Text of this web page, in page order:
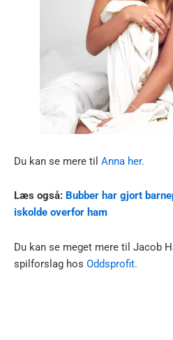
Du kan se mere til Anna her.
Læs også: Bubber har gjort
iskolde overfor ham
Du kan se meget mere til Jacob
spilforslag hos Oddsprofit.